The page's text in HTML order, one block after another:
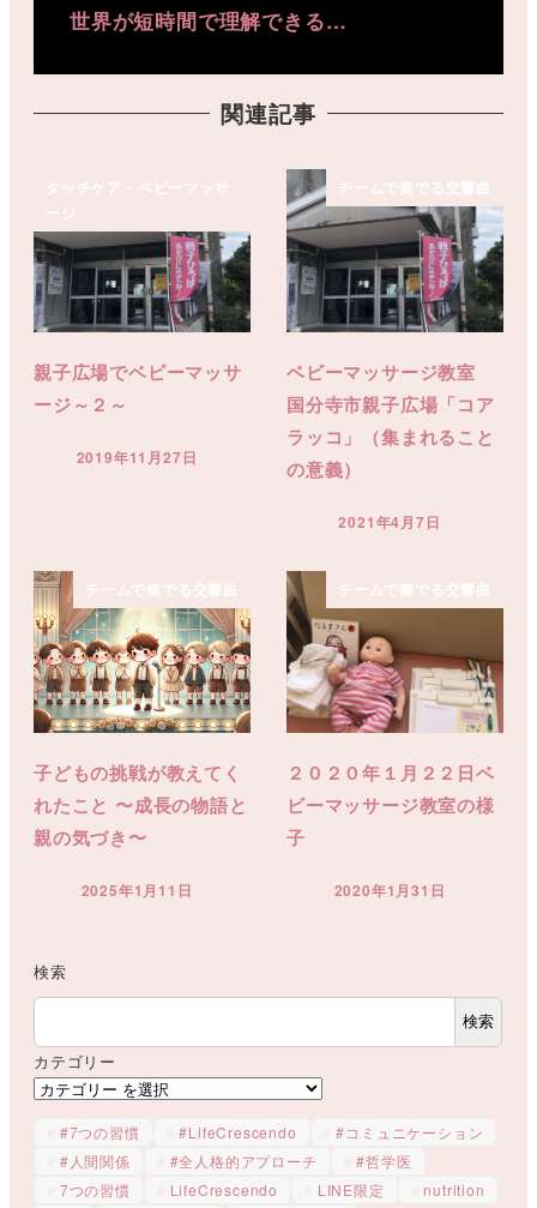
世界が短時間で理解できる…
関連記事
タッチケア・ベビーマッサ
ージ
親子広場でベビーマッサ
ージ～２～
投稿日
2019年11月27日
チームで奏でる交響曲
ベビーマッサージ教室
国分寺市親子広場「コア
ラッコ」（集まれること
の意義）
投稿日
2021年4月7日
チームで奏でる交響曲
子どもの挑戦が教えてく
れたこと 〜成長の物語と
親の気づき〜
投稿日
2025年1月11日
チームで奏でる交響曲
２０２０年１月２２日ベ
ビーマッサージ教室の様
子
投稿日
2020年1月31日
検索
検索
カテゴリー
#7つの習慣 #LifeCrescendo
#コミュニケーション
#人間関係
#全人格的アプローチ
#哲学医
7つの習慣
LifeCrescendo LINE限定
nutrition